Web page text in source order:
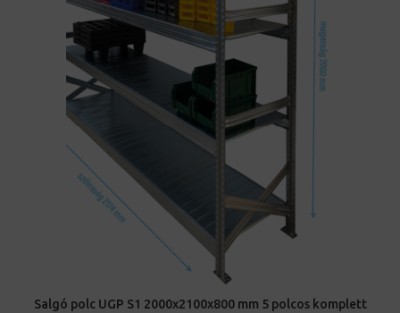
Salgó polc UGP S1 2000x2100x800 mm 5 polcos komplett